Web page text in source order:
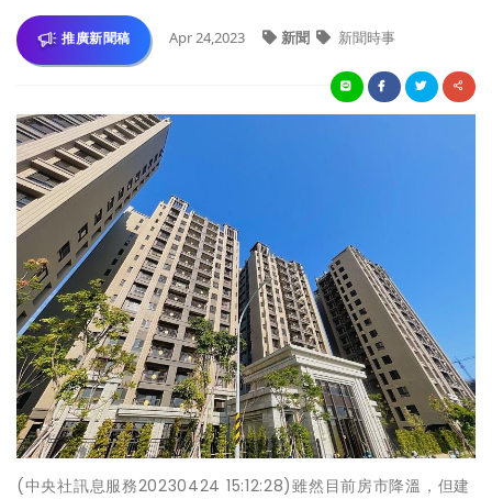
推廣新聞稿 Apr 24,2023 新聞 新聞時事
(中央社訊息服務20230424 15:12:28)雖然目前房市降溫，但建